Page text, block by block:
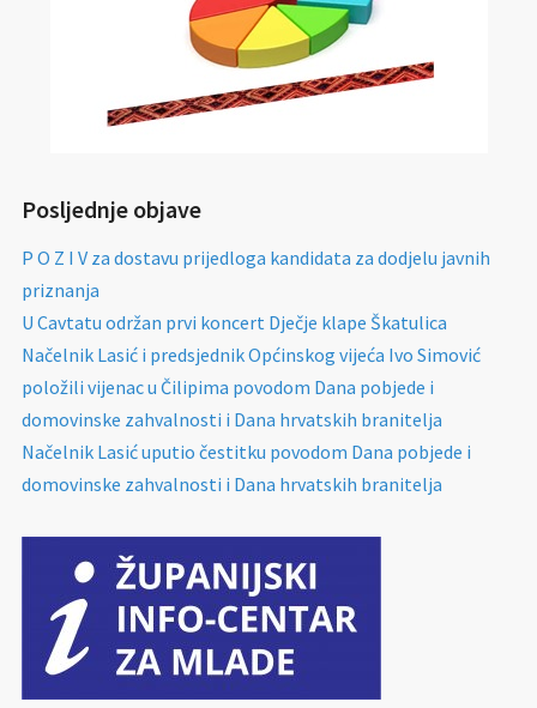
Posljednje objave
P O Z I V za dostavu prijedloga kandidata za dodjelu javnih
priznanja
U Cavtatu održan prvi koncert Dječje klape Škatulica
Načelnik Lasić i predsjednik Općinskog vijeća Ivo Simović
položili vijenac u Čilipima povodom Dana pobjede i
domovinske zahvalnosti i Dana hrvatskih branitelja
Načelnik Lasić uputio čestitku povodom Dana pobjede i
domovinske zahvalnosti i Dana hrvatskih branitelja